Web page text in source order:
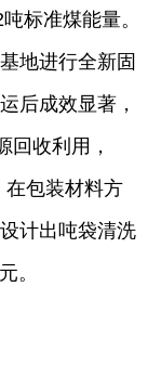
标准煤能量。
地进行全新固
后成效显著，
回收利用，
在包装材料方
计出吨袋清洗
。